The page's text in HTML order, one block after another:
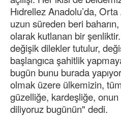
Hıdrellez Anadolu’da,
uzun süreden beri
olarak kutlanan bir
değişik dilekler tutulur,
başlangıca şahitlik
bugün bunu burada
olmak üzere ülkemizin,
güzelliğe, kardeşliğe, onun
diliyoruz bugünün" dedi.